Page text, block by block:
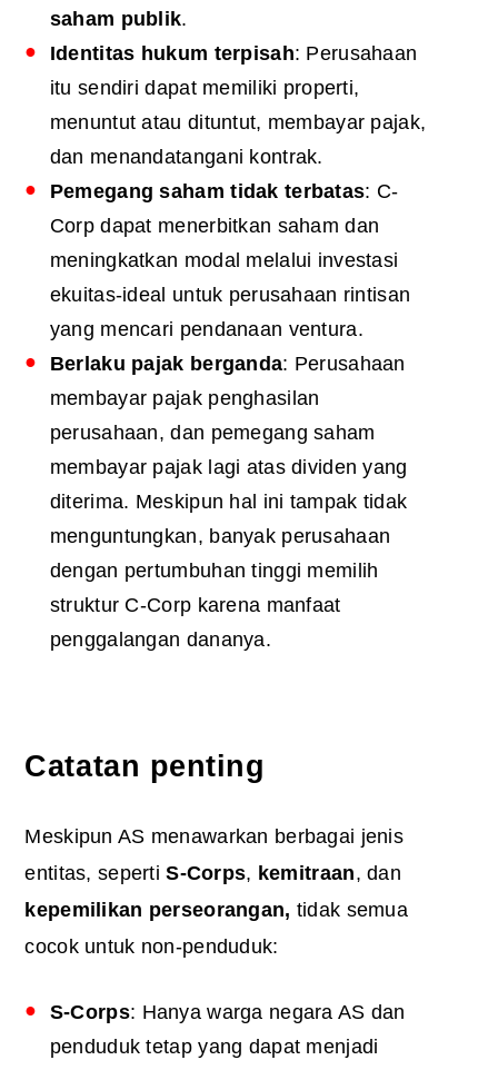
saham publik.
Identitas hukum terpisah: Perusahaan
itu sendiri dapat memiliki properti,
menuntut atau dituntut, membayar pajak,
dan menandatangani kontrak.
Pemegang saham tidak terbatas: C-
Corp dapat menerbitkan saham dan
meningkatkan modal melalui investasi
ekuitas-ideal untuk perusahaan rintisan
yang mencari pendanaan ventura.
Berlaku pajak berganda: Perusahaan
membayar pajak penghasilan
perusahaan, dan pemegang saham
membayar pajak lagi atas dividen yang
diterima. Meskipun hal ini tampak tidak
menguntungkan, banyak perusahaan
dengan pertumbuhan tinggi memilih
struktur C-Corp karena manfaat
penggalangan dananya.
Catatan penting
Meskipun AS menawarkan berbagai jenis
entitas, sepertiS-Corps, kemitraan, dan
kepemilikan perseorangan, tidak semua
cocok untuk non-penduduk:
S-Corps: Hanya warga negara AS dan
penduduk tetap yang dapat menjadi